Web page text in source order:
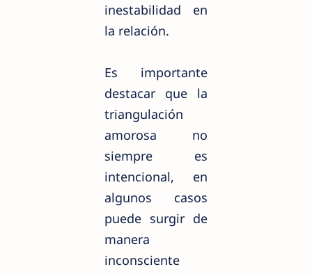
inestabilidad en
la relación.
Es importante
destacar que la
triangulación
amorosa no
siempre es
intencional, en
algunos casos
puede surgir de
manera
inconsciente